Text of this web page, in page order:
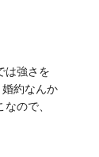
は強さを
約なんか
ので、